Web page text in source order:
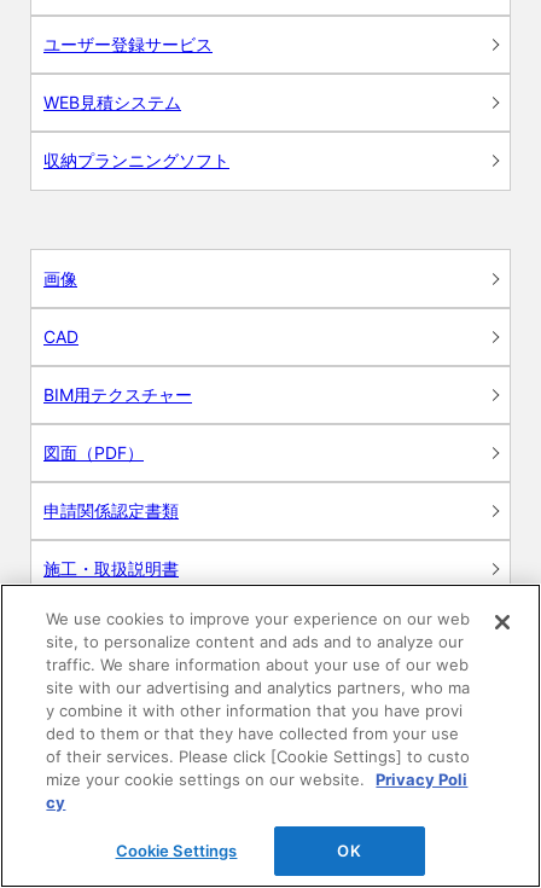
ユーザー登録サービス
WEB見積システム
収納プランニングソフト
画像
CAD
BIM用テクスチャー
図面（PDF）
申請関係認定書類
施工・取扱説明書
動画
シミュレーションツール
24時間換気システム〈エアスマート〉
簡易設計見積ソフト
R&Dセンター環境測定・分析サービス
商品マスター申し込み
We use cookies to improve your experience on our web
site, to personalize content and ads and to analyze our
traffic. We share information about your use of our web
site with our advertising and analytics partners, who ma
y combine it with other information that you have provi
ded to them or that they have collected from your use
of their services. Please click [Cookie Settings] to custo
mize your cookie settings on our website.
Privacy Poli
cy
Cookie Settings OK